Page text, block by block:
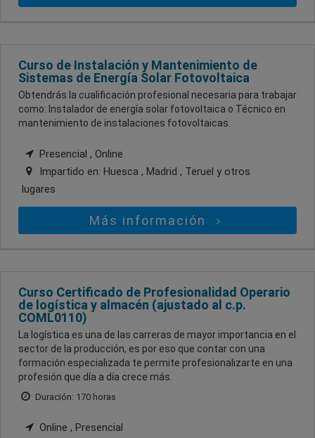
Curso de Instalación y Mantenimiento de
Sistemas de Energía Solar Fotovoltaica
Obtendrás la cualificación profesional necesaria para trabajar
como: Instalador de energía solar fotovoltaica o Técnico en
mantenimiento de instalaciones fotovoltaicas.
Presencial , Online
Impartido en: Huesca , Madrid , Teruel y otros
lugares
Más información
Curso Certificado de Profesionalidad Operario
de logística y almacén (ajustado al c.p.
COML0110)
La logística es una de las carreras de mayor importancia en el
sector de la producción, es por eso que contar con una
formación especializada te permite profesionalizarte en una
profesión que día a día crece más.
Duración: 170 horas
Online , Presencial